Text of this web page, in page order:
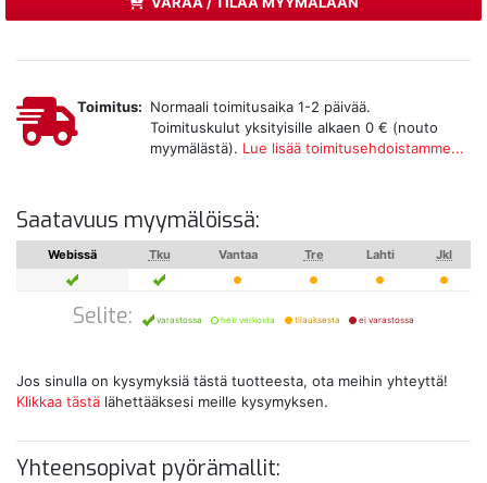
Toimitus: Normaali toimitusaika 1-2 päivää.
Toimituskulut yksityisille alkaen 0 € (nouto
myymälästä). Lue lisää toimitusehdoistamme...
Saatavuus myymälöissä:
Webissä Tku Vantaa Tre Lahti Jkl
Selite: varastossa heti verkosta tilauksesta ei varastossa
Jos sinulla on kysymyksiä tästä tuotteesta, ota meihin yhteyttä!
Klikkaa tästä lähettääksesi meille kysymyksen.
Yhteensopivat pyörämallit: